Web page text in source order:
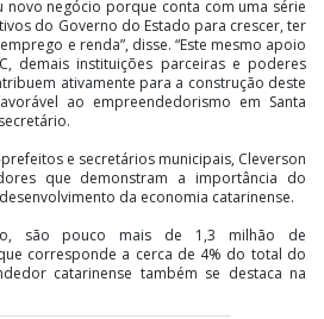
negócio porque conta com uma série
do Governo do Estado para crescer, ter
e renda”, disse. “Este mesmo apoio
demais instituições parceiras e poderes
ativamente para a construção deste
ao empreendedorismo em Santa
e secretários municipais, Cleverson
que demonstram a importância do
da economia catarinense.
são pouco mais de 1,3 milhão de
corresponde a cerca de 4% do total do
catarinense também se destaca na
elevada, sendo que 4 em cada 10 atuam